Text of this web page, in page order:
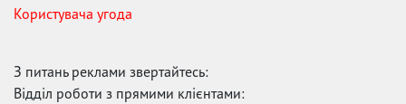
Користувача угода
З питань реклами звертайтесь:
Відділ роботи з прямими клієнтами: